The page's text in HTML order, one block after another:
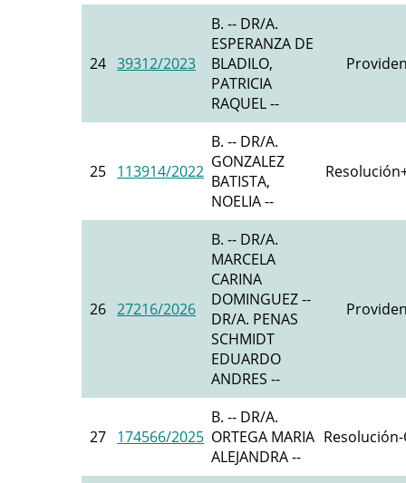
24 39312/2023
B. -- DR/A.
ESPERANZA DE
BLADILO,
PATRICIA
RAQUEL --
25 113914/2022
B. -- DR/A.
GONZALEZ
BATISTA,
NOELIA --
26 27216/2026
B. -- DR/A.
MARCELA
CARINA
DOMINGUEZ --
DR/A. PENAS
SCHMIDT
EDUARDO
ANDRES --
27 174566/2025
B. -- DR/A.
ORTEGA MARIA
ALEJANDRA --